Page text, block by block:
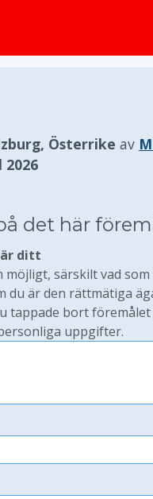
Österrike av
det här
ditt
särskilt vad
du är den rättmätiga
tappade bort
uppgifter.